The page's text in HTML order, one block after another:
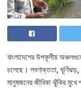
বাংলাদেশের উপকূলীয়
চলেছে। লবণাক্ততা, ঘূর্ণিঝড়,
মানুষজনের জীবিকা ঝুঁকির